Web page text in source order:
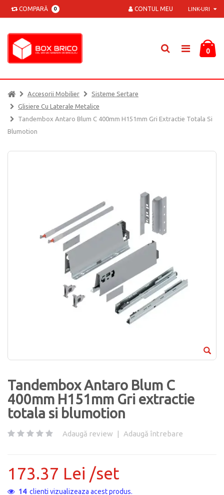
COMPARĂ 0 LINK-URI
CONTUL MEU
0
Accesorii Mobilier
Sisteme Sertare
Glisiere Cu Laterale Metalice
Tandembox Antaro Blum C 400mm H151mm Gri Extractie Totala Si
Blumotion
Tandembox Antaro Blum C
400mm H151mm Gri extractie
totala si blumotion
Adaugă review | Adaugă întrebare
173.37 Lei /set
14clienti vizualizeaza acest produs.